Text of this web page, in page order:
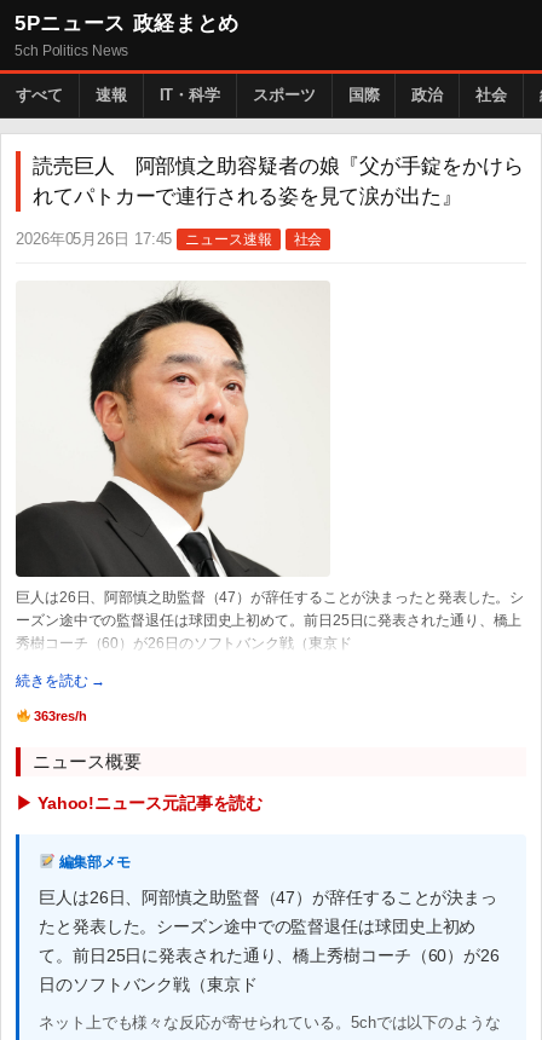
5Pニュース 政経まとめ
5ch Politics News
すべて 速報 IT・科学 スポーツ 国際 政治 社会
読売巨人 阿部慎之助容疑者の娘『父が手錠をかけら
れてパトカーで連行される姿を見て涙が出た』
2026年05月26日 17:45 ニュース速報 社会
巨人は26日、阿部慎之助監督（47）が辞任することが決まったと発表した。シ
ーズン途中での監督退任は球団史上初めて。前日25日に発表された通り、橋上
秀樹コーチ（60）が26日のソフトバンク戦（東京ド
続きを読む →
363res/h
ニュース概要
▶ Yahoo!ニュース元記事を読む
編集部メモ
巨人は26日、阿部慎之助監督（47）が辞任することが決まっ
たと発表した。シーズン途中での監督退任は球団史上初め
て。前日25日に発表された通り、橋上秀樹コーチ（60）が26
日のソフトバンク戦（東京ド
ネット上でも様々な反応が寄せられている。5chでは以下のような